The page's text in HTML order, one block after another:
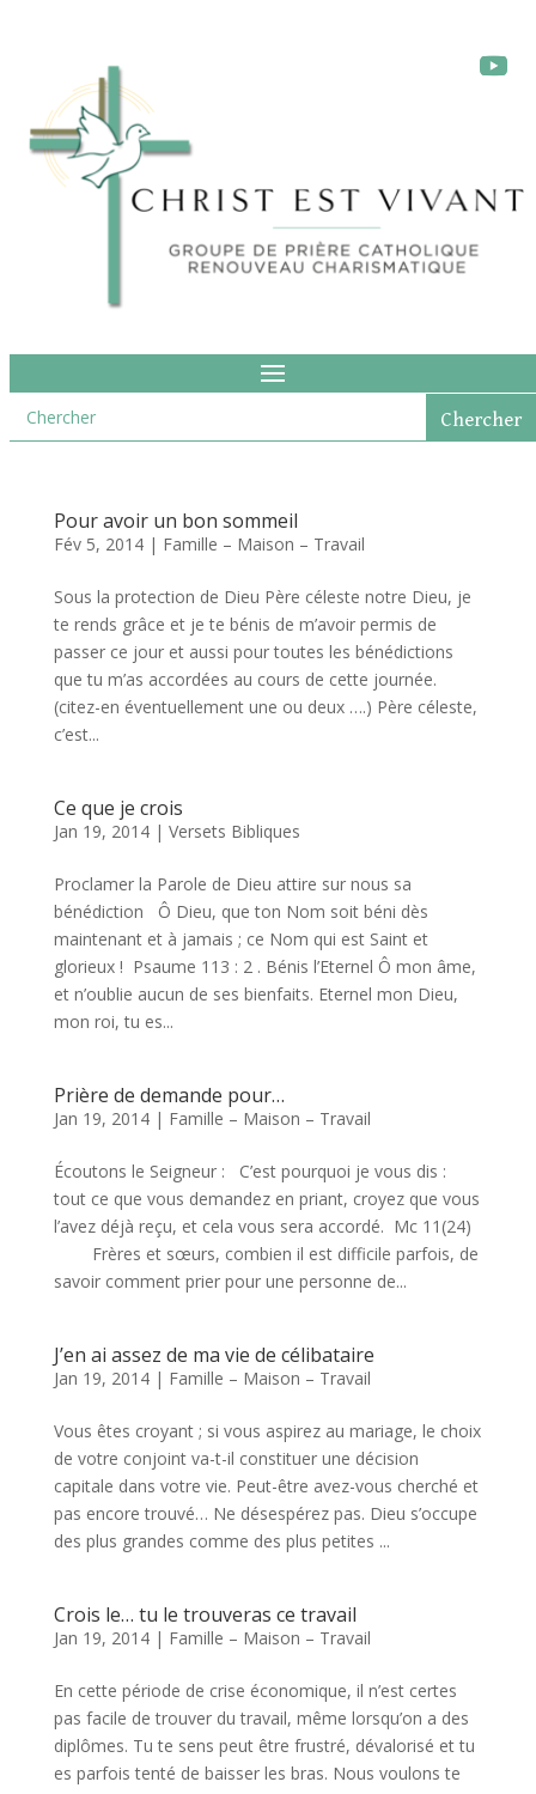
Pour avoir un bon sommeil
Fév 5, 2014| Famille – Maison – Travail
Sous la protection de Dieu Père céleste notre Dieu, je
te rends grâce et je te bénis de m’avoir permis de
passer ce jour et aussi pour toutes les bénédictions
que tu m’as accordées au cours de cette journée.
(citez-en éventuellement une ou deux ….) Père céleste,
c’est...
Ce que je crois
Jan 19, 2014| Versets Bibliques
Proclamer la Parole de Dieu attire sur nous sa
bénédiction Ô Dieu, que ton Nom soit béni dès
maintenant et à jamais ; ce Nom qui est Saint et
glorieux ! Psaume 113 : 2 . Bénis l’Eternel Ô mon âme,
et n’oublie aucun de ses bienfaits. Eternel mon Dieu,
mon roi, tu es...
Prière de demande pour…
Jan 19, 2014| Famille – Maison – Travail
Écoutons le Seigneur : C’est pourquoi je vous dis :
tout ce que vous demandez en priant, croyez que vous
l’avez déjà reçu, et cela vous sera accordé. Mc 11(24)
Frères et sœurs, combien il est difficile parfois, de
savoir comment prier pour une personne de...
J’en ai assez de ma vie de célibataire
Jan 19, 2014| Famille – Maison – Travail
Vous êtes croyant ; si vous aspirez au mariage, le choix
de votre conjoint va-t-il constituer une décision
capitale dans votre vie. Peut-être avez-vous cherché et
pas encore trouvé… Ne désespérez pas. Dieu s’occupe
des plus grandes comme des plus petites ...
Crois le… tu le trouveras ce travail
Jan 19, 2014| Famille – Maison – Travail
En cette période de crise économique, il n’est certes
pas facile de trouver du travail, même lorsqu’on a des
diplômes. Tu te sens peut être frustré, dévalorisé et tu
es parfois tenté de baisser les bras. Nous voulons te